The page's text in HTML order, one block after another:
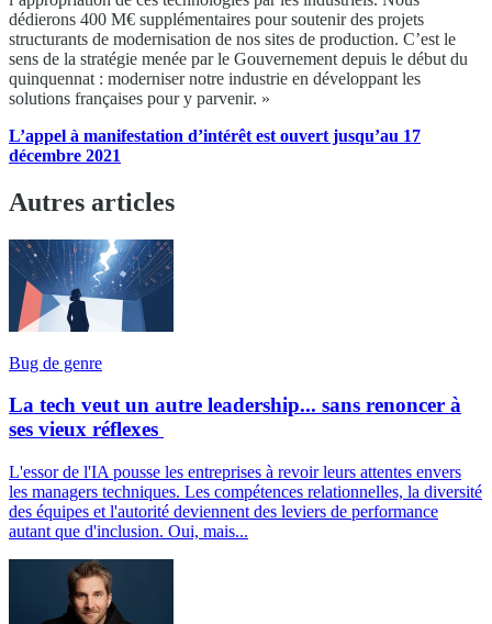
dédierons 400 M€ supplémentaires pour soutenir des projets
structurants de modernisation de nos sites de production. C’est le
sens de la stratégie menée par le Gouvernement depuis le début du
quinquennat : moderniser notre industrie en développant les
solutions françaises pour y parvenir. »
L’appel à manifestation d’intérêt est ouvert jusqu’au 17
décembre 2021
Autres articles
Bug de genre
La tech veut un autre leadership... sans renoncer à
ses vieux réflexes
L'essor de l'IA pousse les entreprises à revoir leurs attentes envers
les managers techniques. Les compétences relationnelles, la diversité
des équipes et l'autorité deviennent des leviers de performance
autant que d'inclusion. Oui, mais...